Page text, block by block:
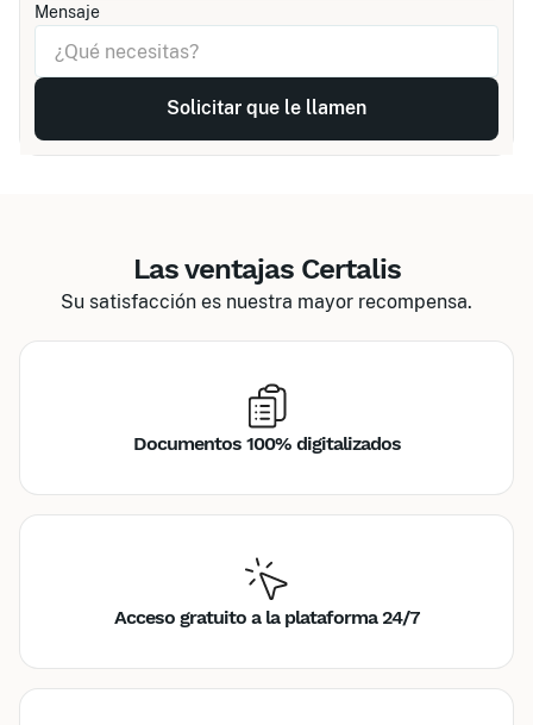
Mensaje
Las ventajas Certalis
Su satisfacción es nuestra mayor recompensa.
Documentos 100% digitalizados
Acceso gratuito a la plataforma 24/7